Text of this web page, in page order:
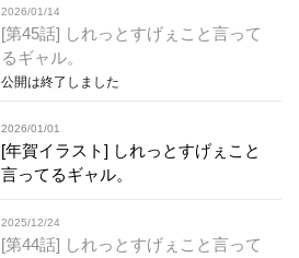
2026/01/14
[第45話] しれっとすげぇこと言って
るギャル。
公開は終了しました
2026/01/01
[年賀イラスト] しれっとすげぇこと
言ってるギャル。
2025/12/24
[第44話] しれっとすげぇこと言って